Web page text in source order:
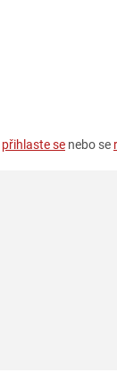
přihlaste se nebo se